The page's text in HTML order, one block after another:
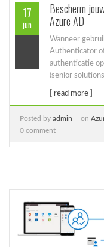
17
jun
Bescherm
Azure AD
Wanneer
Authenticator
authenticatie
(senior
[ read more ]
Posted by admin on
0 comment